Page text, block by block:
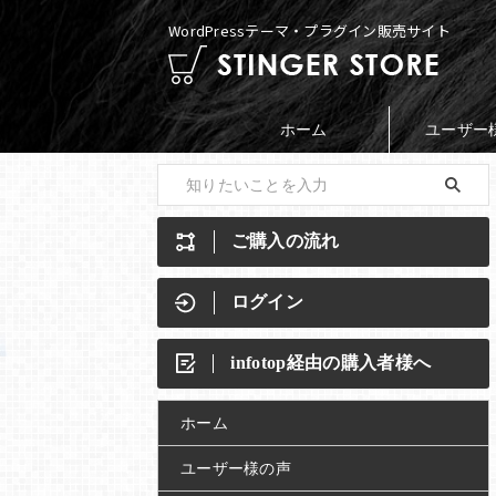
WordPressテーマ・プラグイン販売サイト
ホーム ユーザー
ご購入の流れ
ログイン
infotop経由の購入者様へ
ホーム
ユーザー様の声